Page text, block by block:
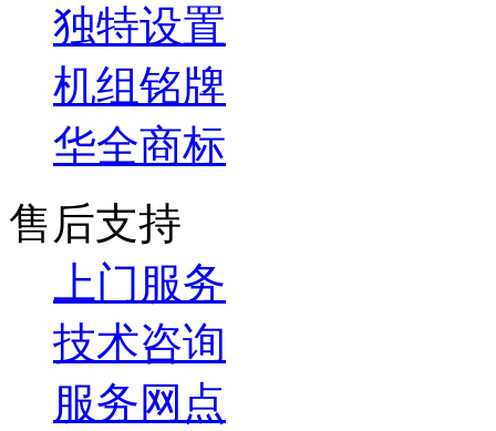
独特设置
机组铭牌
华全商标
售后支持
上门服务
技术咨询
服务网点